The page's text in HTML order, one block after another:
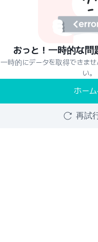
おっと！一時的な問
一時的にデータを取得できま
い。
ホー
再試